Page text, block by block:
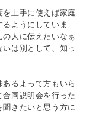
上手に使えば家庭
ようにしていま
人に伝えたいなぁ
は別として、知っ
るよって方もいら
同説明会を行った
きたいと思う方に